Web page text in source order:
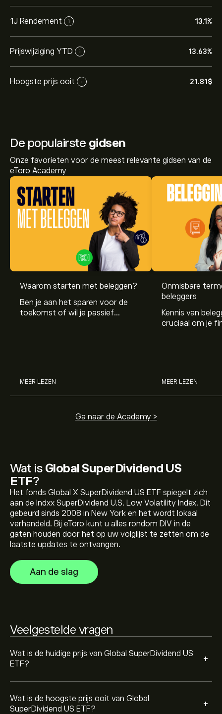
1J Rendement i 13.1%
Prijswijziging YTD i 13.63%
Hoogste prijs ooit i 21.81‎$‎
Wat is Global SuperDividend US
ETF?
Het fonds Global X SuperDividend US ETF spiegelt zich
aan de Indxx SuperDividend U.S. Low Volatility Index. Dit
gebeurd sinds 2008 in New York en het wordt lokaal
verhandeld. Bij eToro kunt u alles rondom DIV in de
gaten houden door het op uw volglijst te zetten om de
laatste updates te ontvangen.
Aan de slag
De populairste gidsen
Onze favorieten voor de meest relevante gidsen van de
eToro Academy
Waarom starten met beleggen?
Ben je aan het sparen voor de
toekomst of wil je passief
MEER LEZEN
Onmisbare
beleggers
Kennis van
cruciaal om je
MEER LEZEN
Ga naar de Academy >
Veelgestelde vragen
Wat is de huidige prijs van Global SuperDividend US
ETF?
+
Wat is de hoogste prijs ooit van Global
SuperDividend US ETF?
+
De recordhoogte van Global SuperDividend US ETF is
21.81‎$‎
Selecteer het "1D" of "1W" tijdsbestek op de eToro
te zien van Global SuperDividend US ETF. De prijs van
Global SuperDividend US ETF lag het afgelopen jaar
tussen 2.33‎$‎
Als je DIV wilt kopen, ga je naar de pagina "Global
kunt ook een order plaatsen waarbij DIV in de toekomst
tegen een specifieke prijs wordt gekocht.